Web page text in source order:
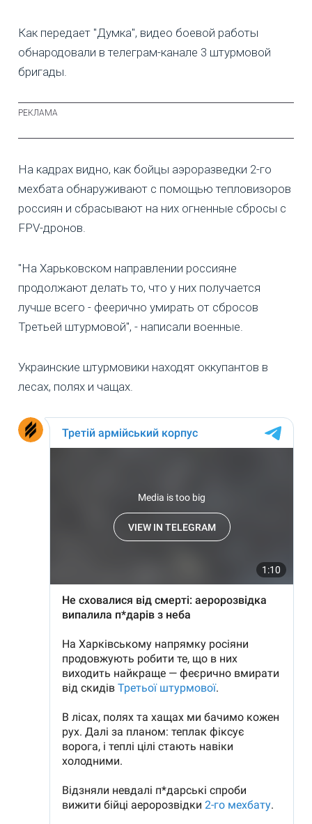
Как передает "Думка", видео боевой работы
обнародовали в телеграм-канале 3 штурмовой
бригады.
На кадрах видно, как бойцы аэроразведки 2-го
мехбата обнаруживают с помощью тепловизоров
россиян и сбрасывают на них огненные сбросы с
FPV-дронов.
"На Харьковском направлении россияне
продолжают делать то, что у них получается
лучше всего - феерично умирать от сбросов
Третьей штурмовой", - написали военные.
Украинские штурмовики находят оккупантов в
лесах, полях и чащах.